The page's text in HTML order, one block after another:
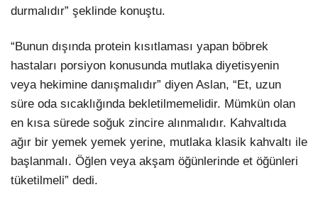
durmalıdır” şeklinde konuştu.
“Bunun dışında protein kısıtlaması yapan böbrek
hastaları porsiyon konusunda mutlaka diyetisyenin
veya hekimine danışmalıdır” diyen Aslan, “Et, uzun
süre oda sıcaklığında bekletilmemelidir. Mümkün olan
en kısa sürede soğuk zincire alınmalıdır. Kahvaltıda
ağır bir yemek yemek yerine, mutlaka klasik kahvaltı ile
başlanmalı. Öğlen veya akşam öğünlerinde et öğünleri
tüketilmeli” dedi.